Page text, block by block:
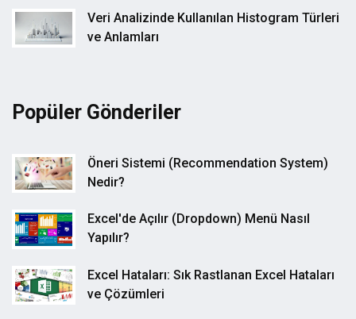
Veri Analizinde Kullanılan Histogram Türleri
ve Anlamları
Popüler Gönderiler
Öneri Sistemi (Recommendation System)
Nedir?
Excel'de Açılır (Dropdown) Menü Nasıl
Yapılır?
Excel Hataları: Sık Rastlanan Excel Hataları
ve Çözümleri